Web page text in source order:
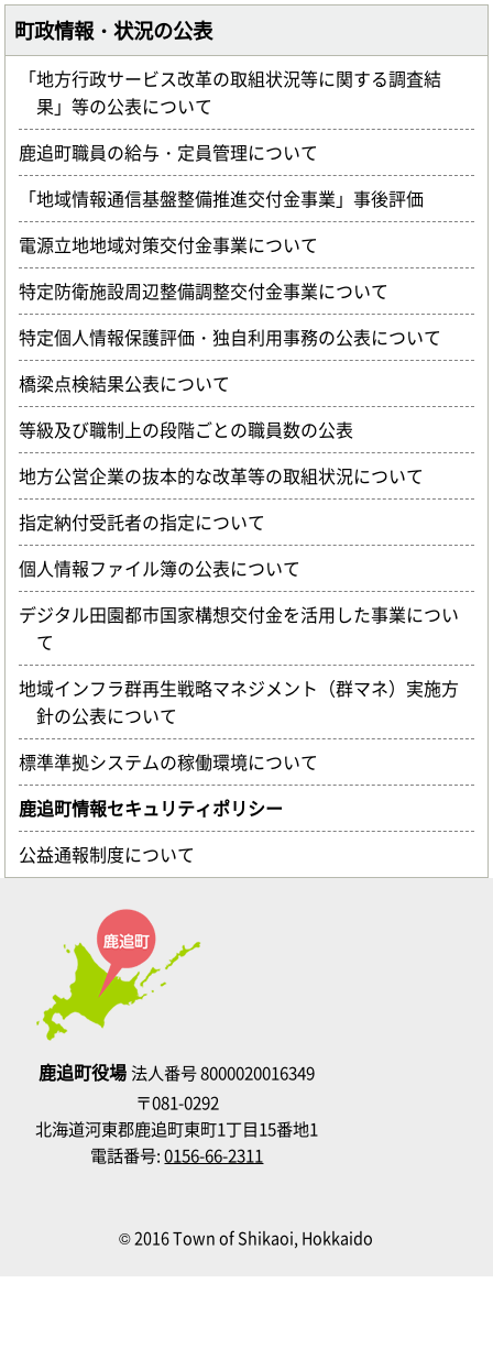
町政情報・状況の公表
「地方行政サービス改革の取組状況等に関する調査結
果」等の公表について
鹿追町職員の給与・定員管理について
「地域情報通信基盤整備推進交付金事業」事後評価
電源立地地域対策交付金事業について
特定防衛施設周辺整備調整交付金事業について
特定個人情報保護評価・独自利用事務の公表について
橋梁点検結果公表について
等級及び職制上の段階ごとの職員数の公表
地方公営企業の抜本的な改革等の取組状況について
指定納付受託者の指定について
個人情報ファイル簿の公表について
デジタル田園都市国家構想交付金を活用した事業につい
て
地域インフラ群再生戦略マネジメント（群マネ）実施方
針の公表について
標準準拠システムの稼働環境について
鹿追町情報セキュリティポリシー
公益通報制度について
鹿追町役場法人番号 8000020016349
〒081-0292
北海道河東郡鹿追町東町1丁目15番地1
電話番号:0156-66-2311
© 2016 Town of Shikaoi, Hokkaido